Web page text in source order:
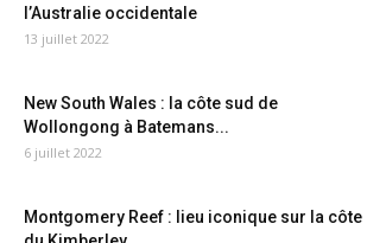
l’Australie occidentale
13 juillet 2022
New South Wales : la côte sud de
Wollongong à Batemans...
6 juillet 2022
Montgomery Reef : lieu iconique sur la côte